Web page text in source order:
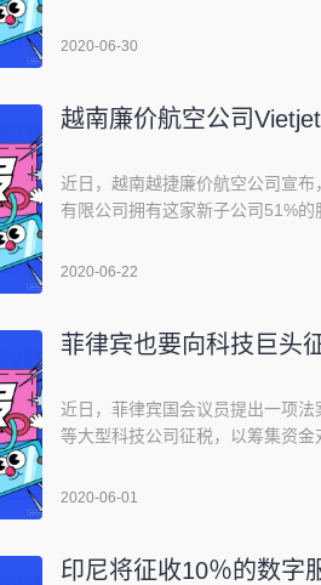
案，对数字服务征税。泰国政府
2020-06-30
越南廉价航空公司
近日，越南越捷廉价航空公司宣
有限公司拥有这家新子公司51%
APP，不仅可以销售机票，还可
2020-06-22
菲律宾也要向科技巨头
近日，菲律宾国会议员提出一项
等大型科技公司征税，以筹集资
键增长领域，因为菲律宾人民是
2020-06-01
印尼将征收10％的数字